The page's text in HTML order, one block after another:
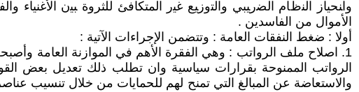
ﻭﺍﻨﺤﻴﺎﺯ ﺍﻟﻨﻅﺎﻡ ﺍﻟﻀﺭﻴﺒﻲ ﻭﺍﻟﺘﻭﺯﻴﻊ ﻏﻴﺭ ﺍﻟﻤﺘﻜﺎﻓﺊ للثروة ﺒﻴﻥ
الأموال من الفاسدين .
أولا : ضغط النفقات العامة : وتتضمن الإجراءات الآتية :
1. اصلاح ملف الرواتب : وهي الفقرة الأهم في الموازنة العامة
الرواتب الممنوحة بقرارات سياسية وان تطلب ذلك تعديل بعض
والاستعاضة عن المبالغ التي تمنح لهم للحمايات من خلال تنسيب